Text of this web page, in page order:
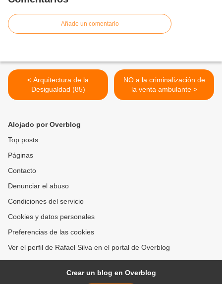
Añade un comentario
< Arquitectura de la
Desigualdad (85)
NO a la criminalización de
la venta ambulante >
Alojado por Overblog
Top posts
Páginas
Contacto
Denunciar el abuso
Condiciones del servicio
Cookies y datos personales
Preferencias de las cookies
Ver el perfil de Rafael Silva en el portal de Overblog
Crear un blog en Overblog